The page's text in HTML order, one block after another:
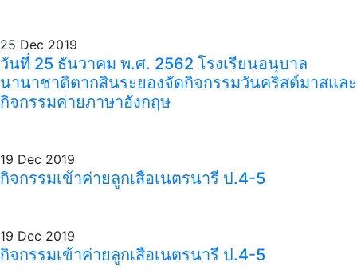
25 Dec 2019
วันที่ 25 ธันวาคม พ.ศ. 2562 โรงเรียนอนุบาล
นานาชาติตากสินระยองจัดกิจกรรมวันคริสต์มาสและ
กิจกรรมค่ายภาษาอังกฤษ
19 Dec 2019
กิจกรรมเข้าค่ายลูกเสือเนตรนารี ป.4-5
19 Dec 2019
กิจกรรมเข้าค่ายลูกเสือเนตรนารี ป.4-5